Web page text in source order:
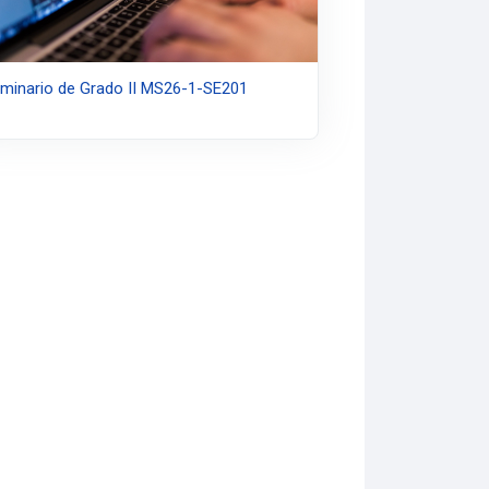
de Grado II MS26-1-SE201
página